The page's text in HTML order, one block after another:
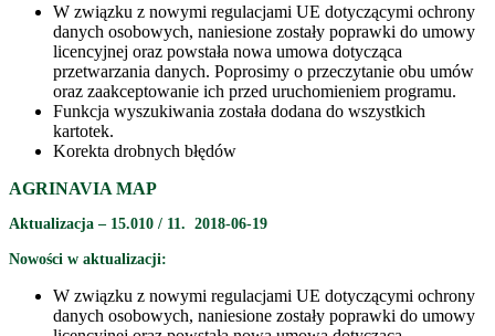
W związku z nowymi regulacjami UE dotyczącymi ochrony
danych osobowych, naniesione zostały poprawki do umowy
licencyjnej oraz powstała nowa umowa dotycząca
przetwarzania danych. Poprosimy o przeczytanie obu umów
oraz zaakceptowanie ich przed uruchomieniem programu.
Funkcja wyszukiwania została dodana do wszystkich
kartotek.
Korekta drobnych błędów
AGRINAVIA MAP
Aktualizacja – 15.010 / 11. 2018-06-19
Nowości w aktualizacji:
W związku z nowymi regulacjami UE dotyczącymi ochrony
danych osobowych, naniesione zostały poprawki do umowy